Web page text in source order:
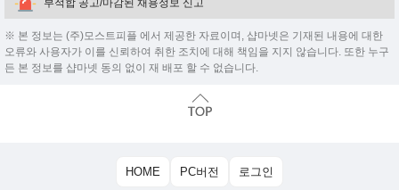
부적합 공고/마감된 채용정보 신고
※ 본 정보는 (주)모스트피플 에서 제공한 자료이며, 샵마넷은 기재된 내용에 대한
오류와 사용자가 이를 신뢰하여 취한 조치에 대해 책임을 지지 않습니다. 또한 누구
든 본 정보를 샵마넷 동의 없이 재 배포 할 수 없습니다.
HOME PC버전 로그인